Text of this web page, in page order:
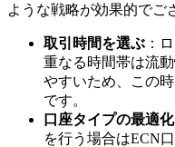
ような戦略が効果的でご
取引時間を選ぶ ：
重なる時間帯は流
やすいため、この
です。
口座タイプの最適化
を行う場合はECN